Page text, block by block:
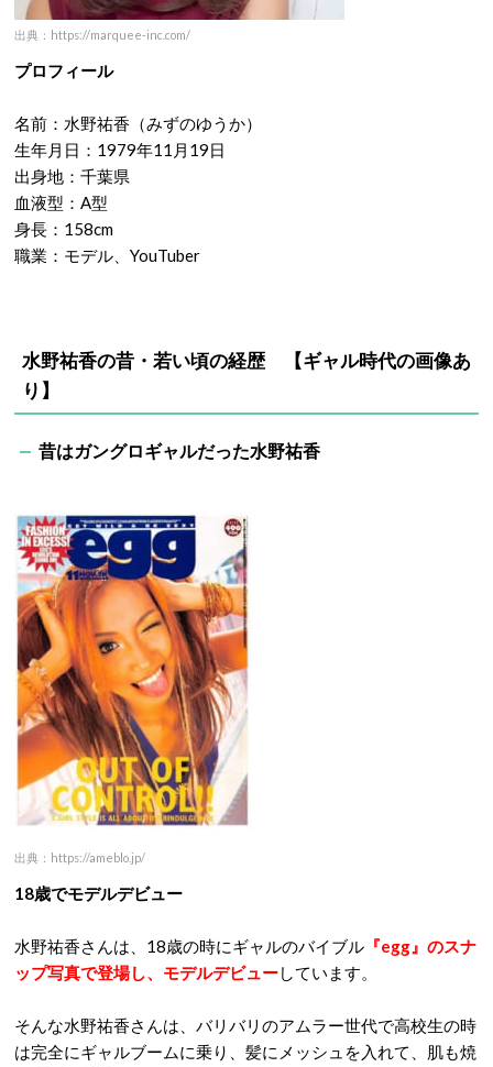
出典：https://marquee-inc.com/
プロフィール
名前：水野祐香（みずのゆうか）
生年月日：1979年11月19日
出身地：千葉県
血液型：A型
身長：158cm
職業：モデル、YouTuber
水野祐香の昔・若い頃の経歴 【ギャル時代の画像あ
り】
昔はガングロギャルだった水野祐香
出典：https://ameblo.jp/
18歳でモデルデビュー
水野祐香さんは、18歳の時にギャルのバイブル 『egg』のスナ
ップ写真で登場し、モデルデビューしています。
そんな水野祐香さんは、バリバリのアムラー世代で高校生の時
は完全にギャルブームに乗り、髪にメッシュを入れて、肌も焼